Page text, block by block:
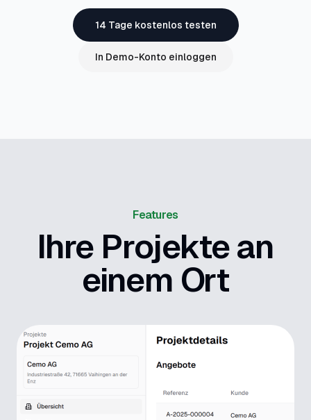
14 Tage kostenlos testen
In Demo-Konto einloggen
Features
Ihre Projekte an
einem Ort